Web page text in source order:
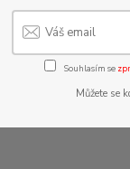
Souhlasím se
Můžete se